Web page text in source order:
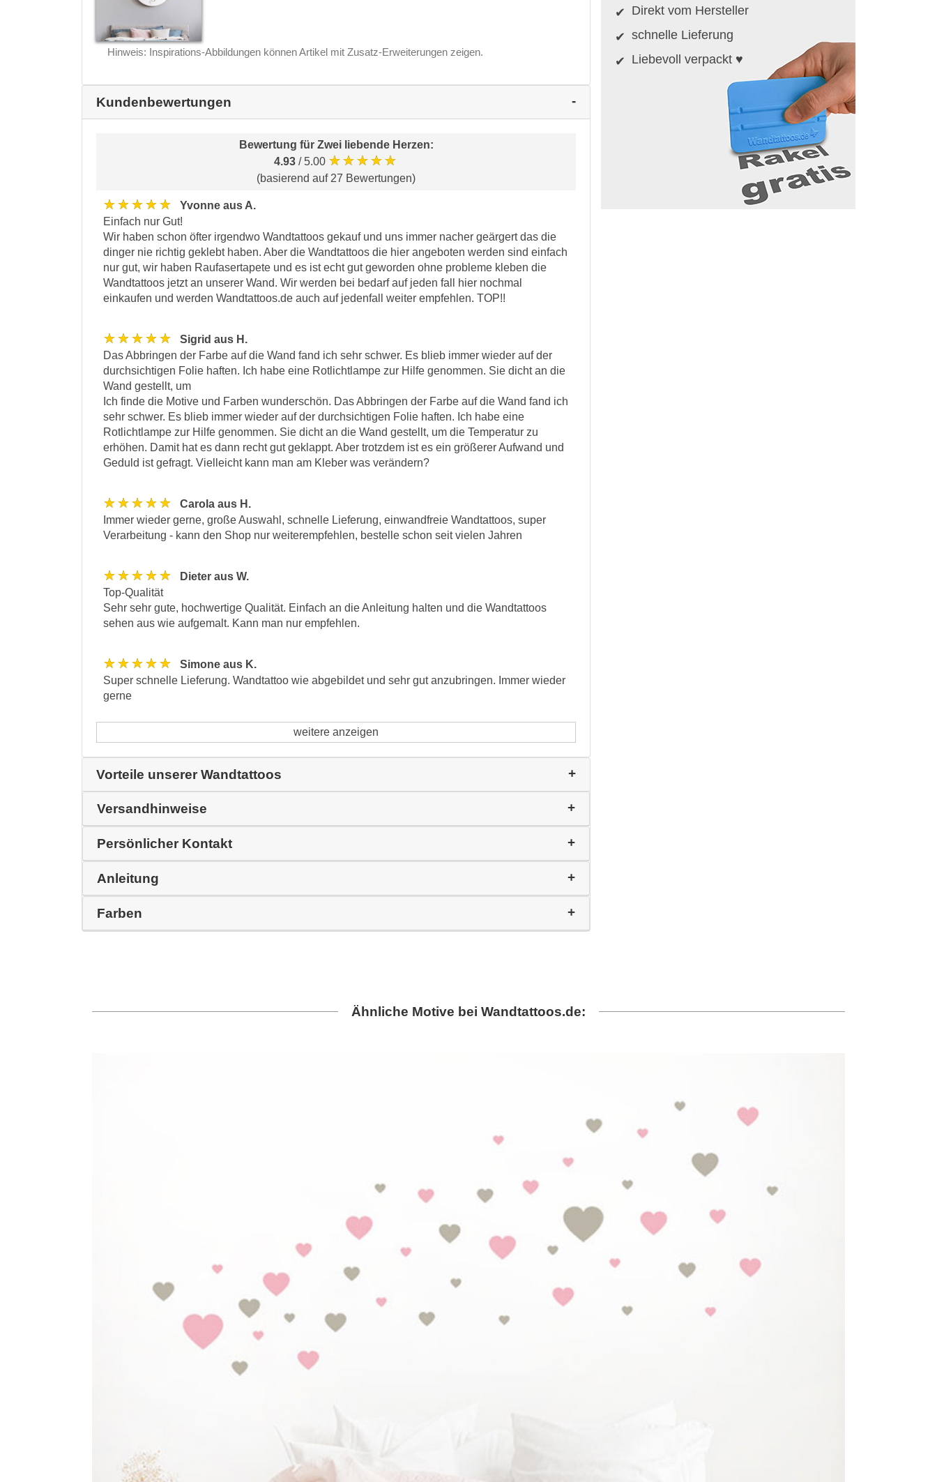
Hinweis: Inspirations-Abbildungen können Artikel mit Zusatz-Erweiterungen zeigen.
Kundenbewertungen
Bewertung für Zwei liebende Herzen:
4.93 / 5.00 ★★★★★
(basierend auf 27 Bewertungen)
★★★★★
Yvonne aus A.
Einfach nur Gut!
Wir haben schon öfter irgendwo Wandtattoos gekauf und uns immer nacher geärgert das die
dinger nie richtig geklebt haben. Aber die Wandtattoos die hier angeboten werden sind einfach
nur gut, wir haben Raufasertapete und es ist echt gut geworden ohne probleme kleben die
Wandtattoos jetzt an unserer Wand. Wir werden bei bedarf auf jeden fall hier nochmal
einkaufen und werden Wandtattoos.de auch auf jedenfall weiter empfehlen. TOP!!
★★★★★
Sigrid aus H.
Das Abbringen der Farbe auf die Wand fand ich sehr schwer. Es blieb immer wieder auf der
durchsichtigen Folie haften. Ich habe eine Rotlichtlampe zur Hilfe genommen. Sie dicht an die
Wand gestellt, um
Ich finde die Motive und Farben wunderschön. Das Abbringen der Farbe auf die Wand fand ich
sehr schwer. Es blieb immer wieder auf der durchsichtigen Folie haften. Ich habe eine
Rotlichtlampe zur Hilfe genommen. Sie dicht an die Wand gestellt, um die Temperatur zu
erhöhen. Damit hat es dann recht gut geklappt. Aber trotzdem ist es ein größerer Aufwand und
Geduld ist gefragt. Vielleicht kann man am Kleber was verändern?
★★★★★
Carola aus H.
Immer wieder gerne, große Auswahl, schnelle Lieferung, einwandfreie Wandtattoos, super
Verarbeitung - kann den Shop nur weiterempfehlen, bestelle schon seit vielen Jahren
★★★★★
Dieter aus W.
Top-Qualität
Sehr sehr gute, hochwertige Qualität. Einfach an die Anleitung halten und die Wandtattoos
sehen aus wie aufgemalt. Kann man nur empfehlen.
★★★★★
Simone aus K.
Super schnelle Lieferung. Wandtattoo wie abgebildet und sehr gut anzubringen. Immer wieder
gerne
weitere anzeigen
Vorteile unserer Wandtattoos
Versandhinweise
Persönlicher Kontakt
Anleitung
Farben
Direkt vom Hersteller
schnelle Lieferung
Liebevoll verpackt ♥
Ähnliche Motive bei Wandtattoos.de: